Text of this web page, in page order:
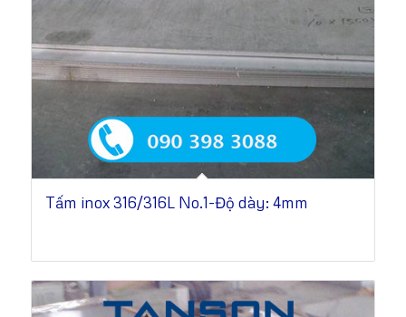
Tấm inox 316/316L No.1-Độ dày: 4mm